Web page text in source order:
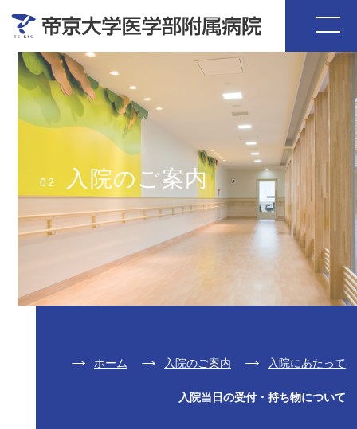
02 入院のご案内
ホーム 入院のご案内 入院にあたって
入院当日の受付・持ち物について